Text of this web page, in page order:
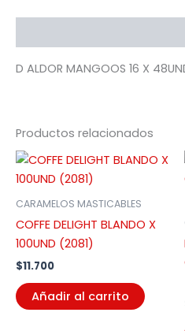
D ALDOR MANGOOS 16 X
Productos relacionados
CARAMELOS MASTICABLES
COFFE DELIGHT BLANDO X
100UND (2081)
$11.700
Añadir al carrito